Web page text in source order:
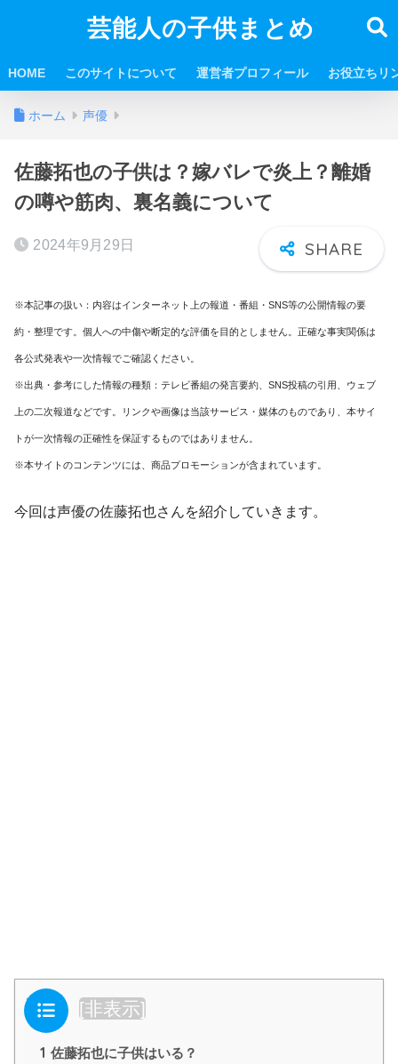
芸能人の子供まとめ
HOME このサイトについて 運営者プロフィール お役立ちリ
ホーム 声優
佐藤拓也の子供は？嫁バレで炎上？離婚
の噂や筋肉、裏名義について
2024年9月29日
※本記事の扱い：内容はインターネット上の報道・番組・SNS等の公開情報の要
約・整理です。個人への中傷や断定的な評価を目的としません。正確な事実関係は
各公式発表や一次情報でご確認ください。
※出典・参考にした情報の種類：テレビ番組の発言要約、SNS投稿の引用、ウェブ
上の二次報道などです。リンクや画像は当該サービス・媒体のものであり、本サイ
トが一次情報の正確性を保証するものではありません。
※本サイトのコンテンツには、商品プロモーションが含まれています。
今回は声優の佐藤拓也さんを紹介していきます。
目次 [非表示]
1 佐藤拓也に子供はいる？